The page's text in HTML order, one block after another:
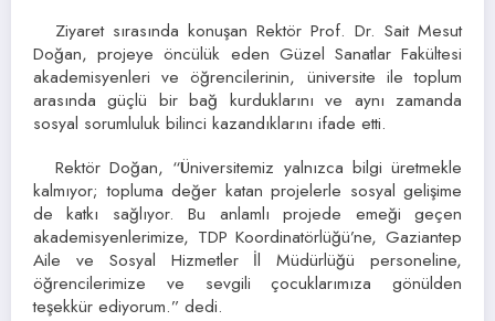
Ziyaret sırasında konuşan Rektör Prof. Dr. Sait Mesut
Doğan, projeye öncülük eden Güzel Sanatlar Fakültesi
akademisyenleri ve öğrencilerinin, üniversite ile toplum
arasında güçlü bir bağ kurduklarını ve aynı zamanda
sosyal sorumluluk bilinci kazandıklarını ifade etti.
Rektör Doğan, “Üniversitemiz yalnızca bilgi üretmekle
kalmıyor; topluma değer katan projelerle sosyal gelişime
de katkı sağlıyor. Bu anlamlı projede emeği geçen
akademisyenlerimize, TDP Koordinatörlüğü’ne, Gaziantep
Aile ve Sosyal Hizmetler İl Müdürlüğü personeline,
öğrencilerimize ve sevgili çocuklarımıza gönülden
teşekkür ediyorum.” dedi.